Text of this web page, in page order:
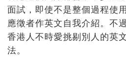
面試，即使不是整個過程使
應徵者作英文自我介紹。不
香港人不時愛挑剔別人的英
法。